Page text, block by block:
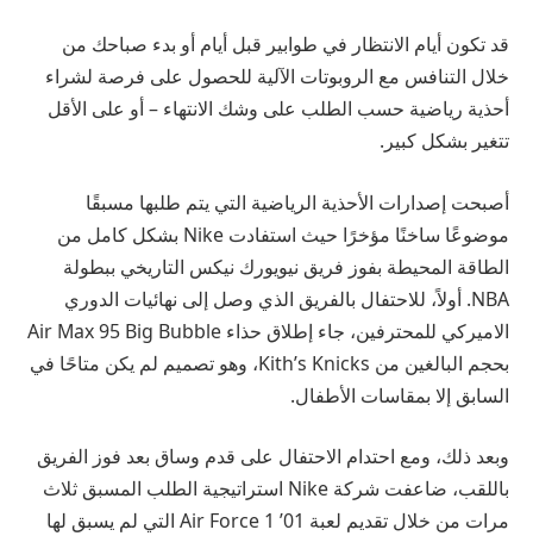
قد تكون أيام الانتظار في طوابير قبل أيام أو بدء صباحك من
خلال التنافس مع الروبوتات الآلية للحصول على فرصة لشراء
أحذية رياضية حسب الطلب على وشك الانتهاء – أو على الأقل
تتغير بشكل كبير.
أصبحت إصدارات الأحذية الرياضية التي يتم طلبها مسبقًا
موضوعًا ساخنًا مؤخرًا حيث استفادت Nike بشكل كامل من
الطاقة المحيطة بفوز فريق نيويورك نيكس التاريخي ببطولة
NBA. أولاً، للاحتفال بالفريق الذي وصل إلى نهائيات الدوري
الاميركي للمحترفين، جاء إطلاق حذاء Air Max 95 Big Bubble
بحجم البالغين من Kith’s Knicks، وهو تصميم لم يكن متاحًا في
السابق إلا بمقاسات الأطفال.
وبعد ذلك، ومع احتدام الاحتفال على قدم وساق بعد فوز الفريق
باللقب، ضاعفت شركة Nike استراتيجية الطلب المسبق ثلاث
مرات من خلال تقديم لعبة Air Force 1 ’01 التي لم يسبق لها